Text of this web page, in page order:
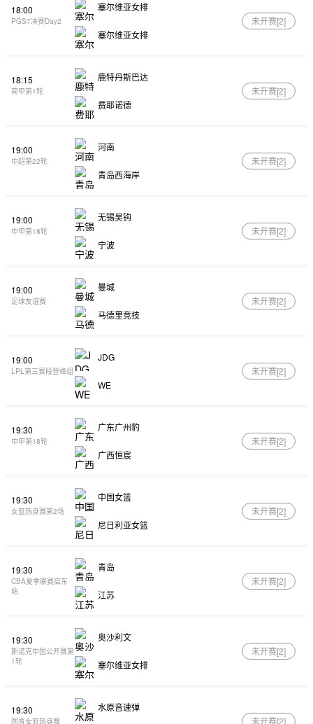
18:00
PGS7决赛Day2
塞尔维亚女排
塞尔维亚女排
未开赛[2]
18:15
荷甲第1轮
鹿特丹斯巴达
费耶诺德
未开赛[2]
19:00
中超第22轮
河南
青岛西海岸
未开赛[2]
19:00
中甲第18轮
无锡吴钩
宁波
未开赛[2]
19:00
足球友谊赛
曼城
马德里竞技
未开赛[2]
19:00
LPL第三赛段登峰组
JDG
WE
未开赛[2]
19:30
中甲第18轮
广东广州豹
广西恒宸
未开赛[2]
19:30
女篮热身赛第2场
中国女篮
尼日利亚女篮
未开赛[2]
19:30
CBA夏季联赛启东
站
青岛
江苏
未开赛[2]
19:30
斯诺克中国公开赛第
1轮
奥沙利文
塞尔维亚女排
未开赛[2]
19:30
国青女篮热身赛
水原音速弹
未开赛[2]